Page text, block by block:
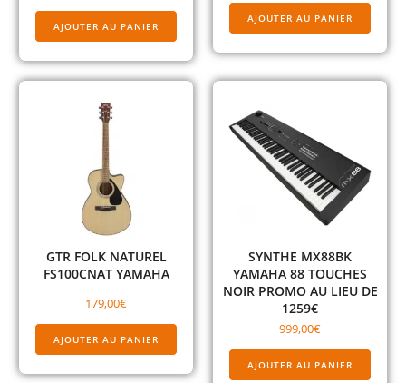
AJOUTER AU PANIER
AJOUTER AU PANIER
GTR FOLK NATUREL
FS100CNAT YAMAHA
179,00€
AJOUTER AU PANIER
SYNTHE MX88BK
YAMAHA 88 TOUCHES
NOIR PROMO AU LIEU DE
1259€
999,00€
AJOUTER AU PANIER